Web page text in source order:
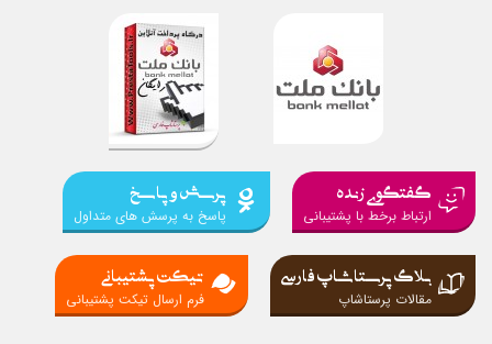
گفتگوی زنده
ارتباط برخط با پشتیبانی
پرسش و پاسخ
پاسخ به پرسش های متداول
بلاگ پرستاشاپ فارسی
مقالات پرستاشاپ
تیکت پشتیبانی
فرم ارسال تیکت پشتیبانی